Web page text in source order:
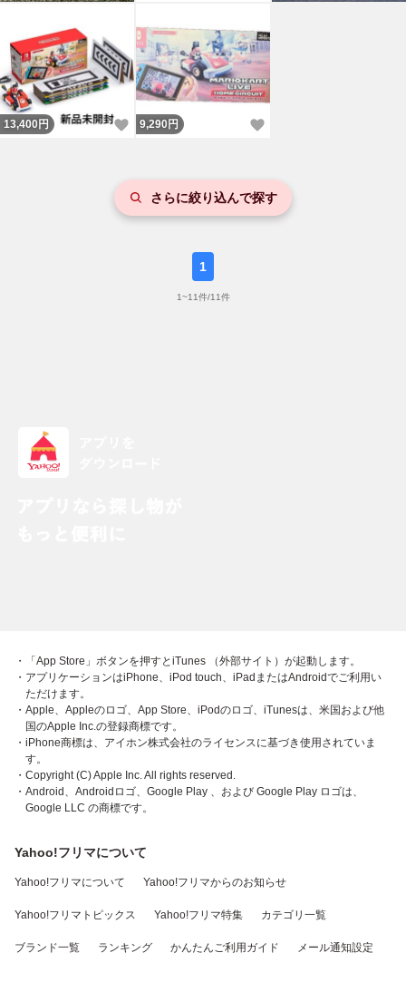
13,400 円 いいね！
9,290 円
さらに絞り込んで探す
1
1~11件/11件
・「App Store」ボタンを押すとiTunes （外部サイト）が起動します。
・アプリケーションはiPhone、iPod touch、iPadまたはAndroidでご利用い
ただけます。
・Apple、Appleのロゴ、App Store、iPodのロゴ、iTunesは、米国および他
国のApple Inc.の登録商標です。
・iPhone商標は、アイホン株式会社のライセンスに基づき使用されていま
す。
・Copyright (C) Apple Inc. All rights reserved.
・Android、Androidロゴ、Google Play 、および Google Play ロゴは、
Google LLC の商標です。
Yahoo!フリマについて
Yahoo!フリマについて Yahoo!フリマからのお知らせ
Yahoo!フリマトピックス Yahoo!フリマ特集 カテゴリ一覧
ブランド一覧 ランキング かんたんご利用ガイド メール通知設定